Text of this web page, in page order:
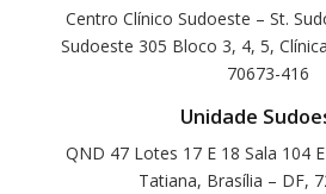
Centro Clínico Sudoeste – St.
Sudoeste 305 Bloco 3, 4, 5,
70673-416
Unidade
QND 47 Lotes 17 E 18 Sala 104
Tatiana, Brasília – DF,